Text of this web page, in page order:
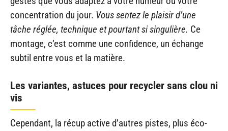
concentration du jour. Vous sentez le plaisir d’une
tâche réglée, technique et pourtant si singulière. Ce
montage, c’est comme une confidence, un échange
subtil entre vous et la matière.
Les variantes, astuces pour recycler sans clou ni
vis
Cependant, la récup active d’autres pistes, plus éco-